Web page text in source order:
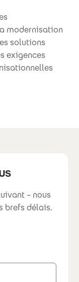
modernisation
solutions
exigences
– nous
brefs délais.